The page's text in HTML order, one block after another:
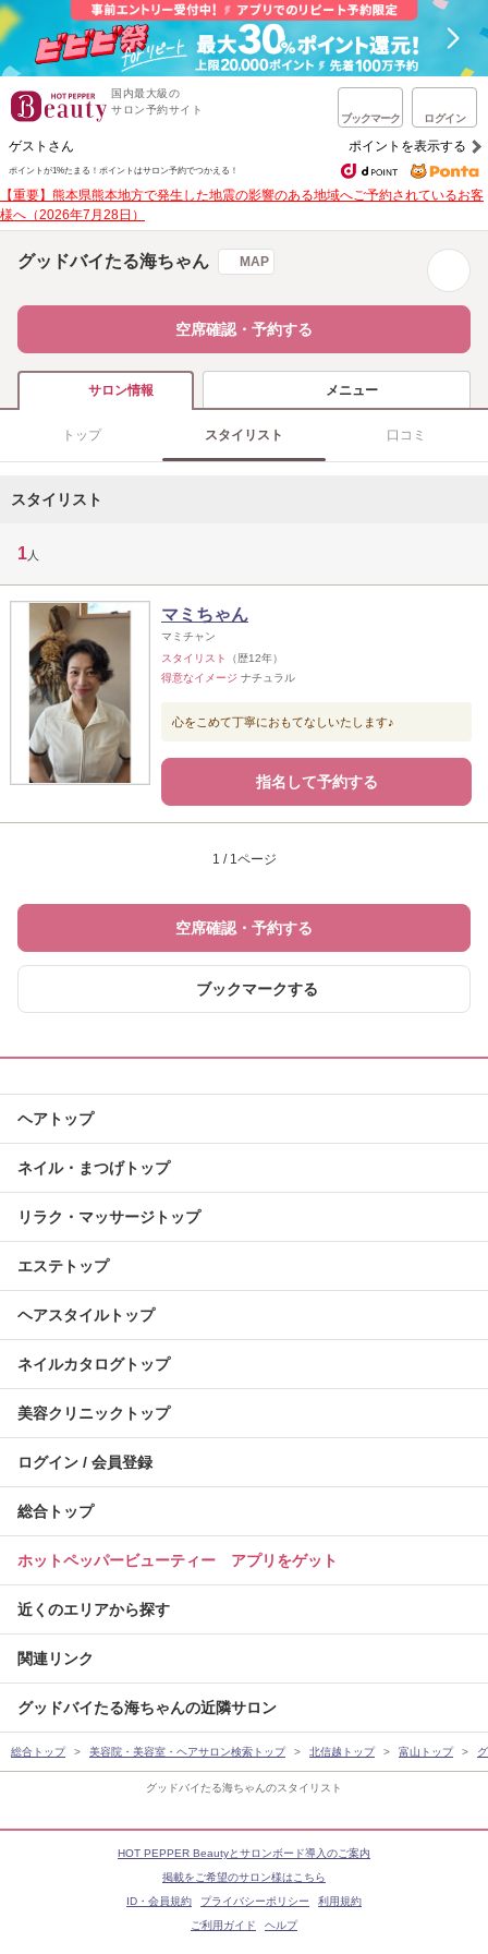
国内最大級の
サロン予約サイト
ブックマーク ログイン
ゲストさん ポイントを表示する
ポイントが1%たまる！ ポイントはサロン予約でつかえる！
【重要】熊本県熊本地方で発生した地震の影響のある地域へご予約されているお客
様へ（2026年7月28日）
グッドバイたる海ちゃんのスタイリスト
グッドバイたる海ちゃん MAP
空席確認・予約する
サロン情報 メニュー
トップ スタイリスト 口コミ
スタイリスト
1 人
マミちゃん
マミチャン
スタイリスト
（歴12年）
得意なイメージ ナチュラル
心をこめて丁寧におもてなしいたします♪
指名して予約する
1 / 1ページ
空席確認・予約する
ブックマークする
ヘアトップ
ネイル・まつげトップ
リラク・マッサージトップ
エステトップ
ヘアスタイルトップ
ネイルカタログトップ
美容クリニックトップ
ログイン / 会員登録
総合トップ
ホットペッパービューティー アプリをゲット
近くのエリアから探す
関連リンク
グッドバイたる海ちゃんの近隣サロン
総合トップ 美容院・美容室・ヘアサロン検索トップ 北信越トップ 富山トップ
HOT PEPPER Beautyとサロンボード導入のご案内
掲載をご希望のサロン様はこちら
ID・会員規約
プライバシーポリシー
利用規約
ご利用ガイド
ヘルプ